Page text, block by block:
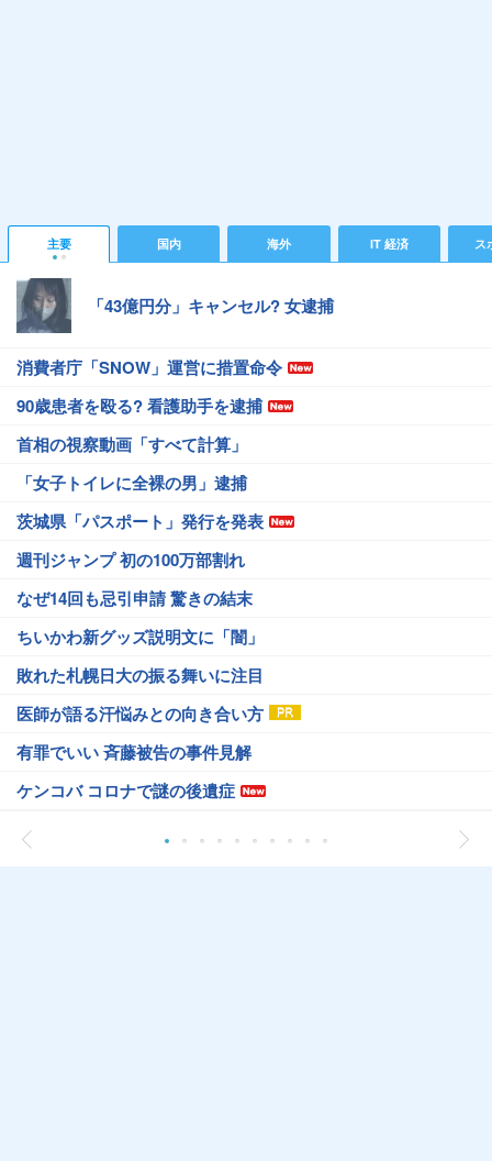
主要 国内 海外 IT 経済 ス
「43億円分」キャンセル? 女逮捕
消費者庁「SNOW」運営に措置命令
90歳患者を殴る? 看護助手を逮捕
首相の視察動画「すべて計算」
「女子トイレに全裸の男」逮捕
茨城県「パスポート」発行を発表
週刊ジャンプ 初の100万部割れ
なぜ14回も忌引申請 驚きの結末
ちいかわ新グッズ説明文に「闇」
敗れた札幌日大の振る舞いに注目
医師が語る汗悩みとの向き合い方
有罪でいい 斉藤被告の事件見解
ケンコバ コロナで謎の後遺症